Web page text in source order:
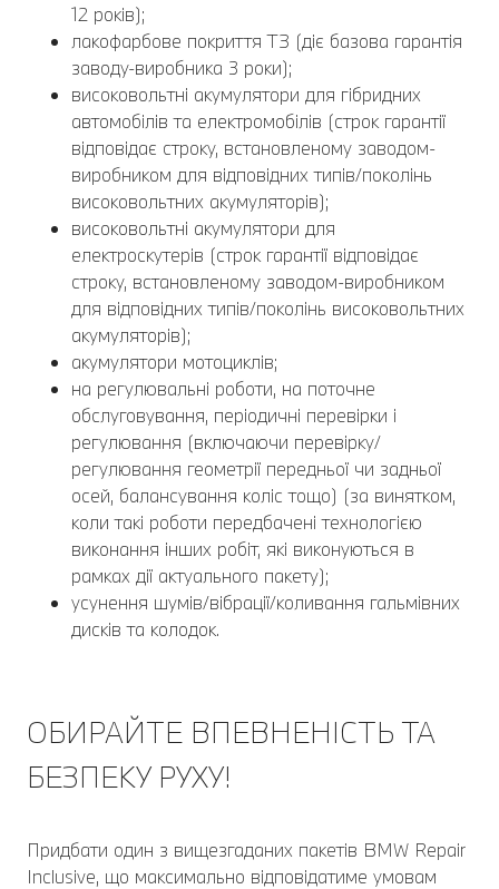
12 років);
лакофарбове покриття ТЗ (діє базова гарантія
заводу-виробника 3 роки);
високовольтні акумулятори для гібридних
автомобілів та електромобілів (строк гарантії
відповідає строку, встановленому заводом-
виробником для відповідних типів/поколінь
високовольтних акумуляторів);
високовольтні акумулятори для
електроскутерів (строк гарантії відповідає
строку, встановленому заводом-виробником
для відповідних типів/поколінь високовольтних
акумуляторів);
акумулятори мотоциклів;
на регулювальні роботи, на поточне
обслуговування, періодичні перевірки і
регулювання (включаючи перевірку/
регулювання геометрії передньої чи задньої
осей, балансування коліс тощо) (за винятком,
коли такі роботи передбачені технологією
виконання інших робіт, які виконуються в
рамках дії актуального пакету);
усунення шумів/вібрації/коливання гальмівних
дисків та колодок.
ОБИРАЙТЕ ВПЕВНЕНІСТЬ ТА
БЕЗПЕКУ РУХУ!
Придбати один з вищезгаданих пакетів BMW Repair
Inclusive, що максимально відповідатиме умовам